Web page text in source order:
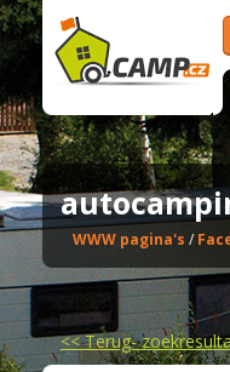
WWW pagina's /
<<Terug-